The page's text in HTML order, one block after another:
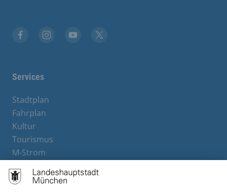
Services
Stadtplan
Fahrplan
Kultur
Tourismus
M-Strom
Hotels